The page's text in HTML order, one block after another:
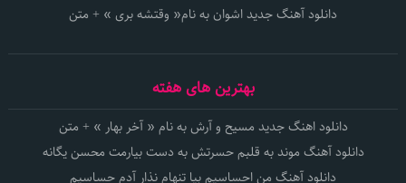
دانلود آهنگ جدید اشوان به نام« وقتشه بری » + متن
بهترین های هفته
دانلود اهنگ جدید مسیح و آرش به نام « آخر بهار » + متن
دانلود آهنگ موند به قلبم حسرتش به دست بیارمت محسن یگانه
دانلود آهنگ من احساسیم بیا تنهام نذار آدم حساسیم